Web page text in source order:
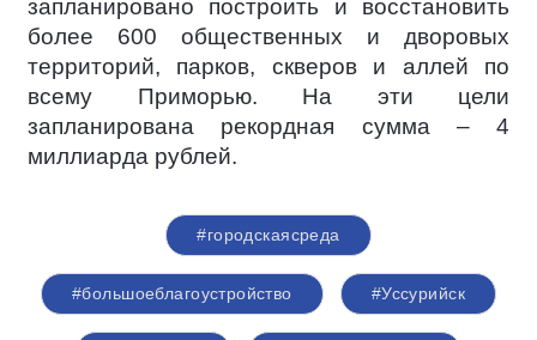
запланировано построить и восстановить
более 600 общественных и дворовых
территорий, парков, скверов и аллей по
всему Приморью. На эти цели
запланирована рекордная сумма – 4
миллиарда рублей.
#городскаясреда
#большоеблагоустройство #Уссурийск